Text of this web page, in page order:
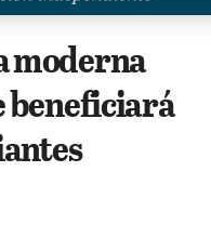
moderna
beneficiará